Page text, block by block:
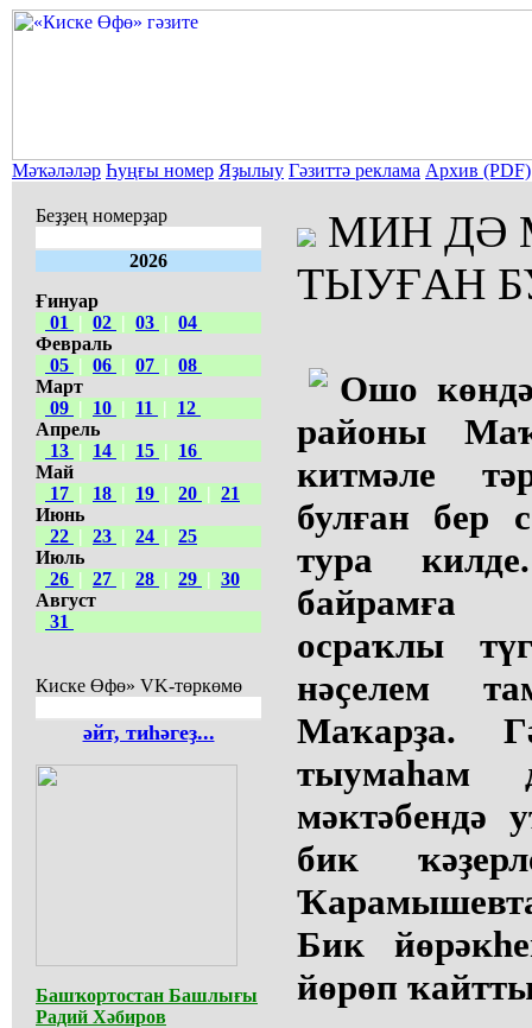
Мәҡәләләр Һуңғы номер Яҙылыу Гәзиттә реклама Архив (PDF)
Беҙҙең номерҙар
2026
Ғинуар
01
| 02 | 03 | 04
Февраль
05 | 06 | 07 | 08
Март
09 | 10 | 11 |
12
Апрель
13 | 14 | 15 |
16
Май
17 | 18 | 19 | 20 | 21
Июнь
22 | 23 | 24 | 25
Июль
26 | 27 | 28 | 29 | 30
Август
31
Киске Өфө» VK-төркөмө
әйт, тиһәгеҙ...
Башҡортостан Башлығы
Радий Хәбиров
МИН ДӘ
ТЫУҒАН
Ошо
районы
китмәле
булған бер
тура
байрамға
осраҡлы
нәҫелем
Маҡарҙа.
тыумаһам
мәктәбендә
бик
Бик
йөрөп